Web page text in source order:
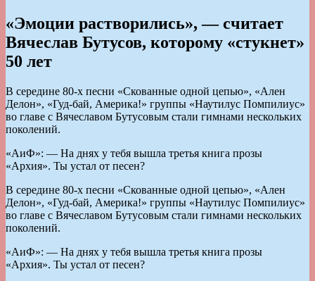
«Эмоции растворились», — считает
Вячеслав Бутусов, которому «стукнет»
50 лет
В середине 80-х песни «Скованные одной цепью», «Ален
Делон», «Гуд-бай, Америка!» группы «Наутилус Помпилиус»
во главе с Вячеславом Бутусовым стали гимнами нескольких
поколений.
«АиФ»: — На днях у тебя вышла третья книга прозы
«Архия». Ты устал от песен?
В середине 80-х песни «Скованные одной цепью», «Ален
Делон», «Гуд-бай, Америка!» группы «Наутилус Помпилиус»
во главе с Вячеславом Бутусовым стали гимнами нескольких
поколений.
«АиФ»: — На днях у тебя вышла третья книга прозы
«Архия». Ты устал от песен?